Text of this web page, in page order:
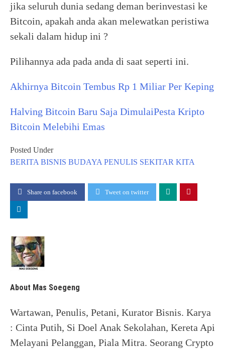
jika seluruh dunia sedang deman berinvestasi ke
Bitcoin, apakah anda akan melewatkan peristiwa
sekali dalam hidup ini ?
Pilihannya ada pada anda di saat seperti ini.
Akhirnya Bitcoin Tembus Rp 1 Miliar Per Keping
Halving Bitcoin Baru Saja DimulaiPesta Kripto
Bitcoin Melebihi Emas
Posted Under
BERITA BISNIS BUDAYA PENULIS SEKITAR KITA
Share on facebook Tweet on twitter
About Mas Soegeng
Wartawan, Penulis, Petani, Kurator Bisnis. Karya
: Cinta Putih, Si Doel Anak Sekolahan, Kereta Api
Melayani Pelanggan, Piala Mitra. Seorang Crypto